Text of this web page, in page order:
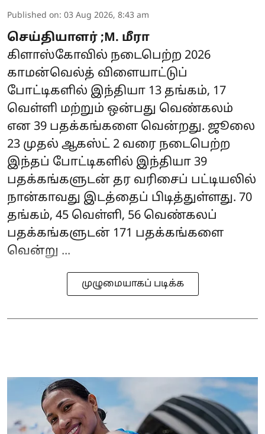
Published on: 03 Aug 2026, 8:43 am
செய்தியாளர் ;M. மீரா
கிளாஸ்கோவில் நடைபெற்ற 2026
காமன்வெல்த் விளையாட்டுப்
போட்டிகளில் இந்தியா 13 தங்கம், 17
வெள்ளி மற்றும் ஒன்பது வெண்கலம்
என 39 பதக்கங்களை வென்றது. ஜூலை
23 முதல் ஆகஸ்ட் 2 வரை நடைபெற்ற
இந்தப் போட்டிகளில் இந்தியா 39
பதக்கங்களுடன் தர வரிசைப் பட்டியலில்
நான்காவது இடத்தைப் பிடித்துள்ளது. 70
தங்கம், 45 வெள்ளி, 56 வெண்கலப்
பதக்கங்களுடன் 171 பதக்கங்களை
வென்று ...
முழுமையாகப் படிக்க